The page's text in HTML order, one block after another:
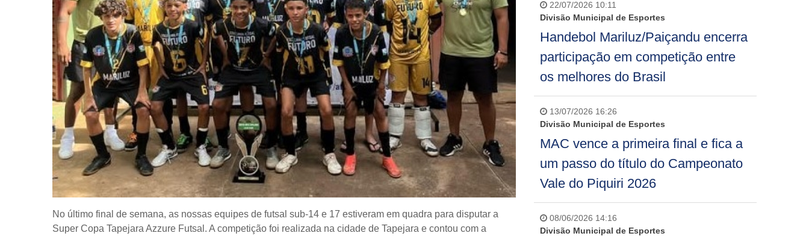
No último final de semana, as nossas equipes de futsal sub-14 e 17 estiveram em quadra para disputar a
Super Copa Tapejara Azzure Futsal. A competição foi realizada na cidade de Tapejara e contou com a
22/07/2026 10:11
Divisão Municipal de Esportes
Handebol Mariluz/Paiçandu encerra
participação em competição entre
os melhores do Brasil
13/07/2026 16:26
Divisão Municipal de Esportes
MAC vence a primeira final e fica a
um passo do título do Campeonato
Vale do Piquiri 2026
08/06/2026 14:16
Divisão Municipal de Esportes